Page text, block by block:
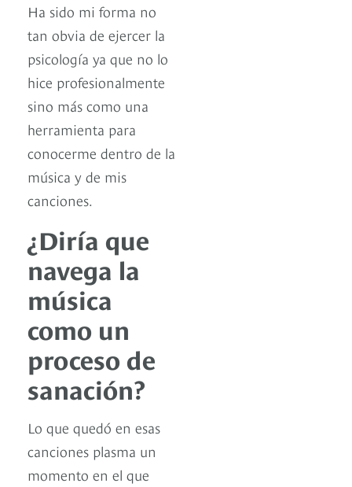
Ha sido mi forma no
tan obvia de ejercer la
psicología ya que no lo
hice profesionalmente
sino más como una
herramienta para
conocerme dentro de la
música y de mis
canciones.
¿Diría que
navega la
música
como un
proceso de
sanación?
Lo que quedó en esas
canciones plasma un
momento en el que